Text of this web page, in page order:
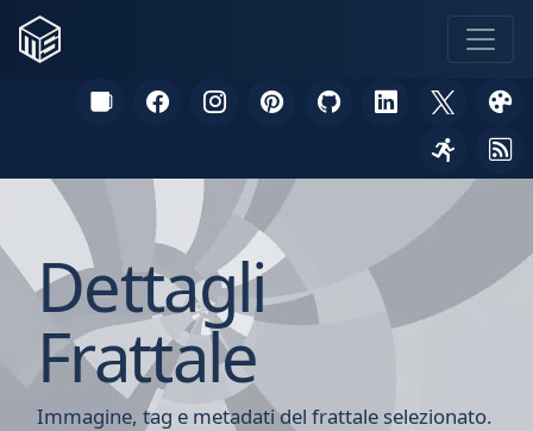
Dettagli
Frattale
Immagine, tag e metadati del frattale selezionato.